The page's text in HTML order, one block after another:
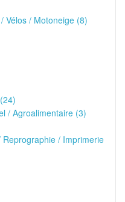
Vélos / Motoneige (8)
/ Agroalimentaire (3)
/ Imprimerie